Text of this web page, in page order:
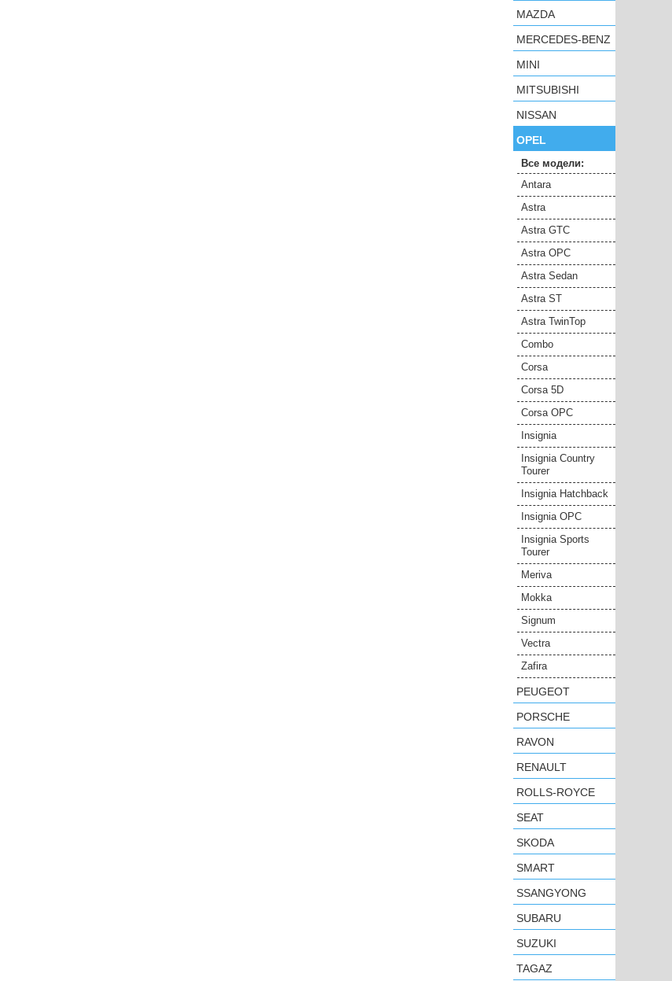
MAZDA
MERCEDES-BENZ
MINI
MITSUBISHI
NISSAN
OPEL
Все модели:
Antara
Astra
Astra GTC
Astra OPC
Astra Sedan
Astra ST
Astra TwinTop
Combo
Corsa
Corsa 5D
Corsa OPC
Insignia
Insignia Country
Tourer
Insignia Hatchback
Insignia OPC
Insignia Sports
Tourer
Meriva
Mokka
Signum
Vectra
Zafira
PEUGEOT
PORSCHE
RAVON
RENAULT
ROLLS-ROYCE
SEAT
SKODA
SMART
SSANGYONG
SUBARU
SUZUKI
TAGAZ